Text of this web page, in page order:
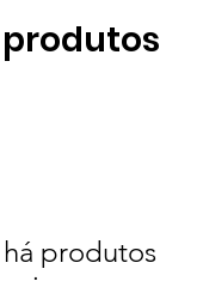
produtos
produtos